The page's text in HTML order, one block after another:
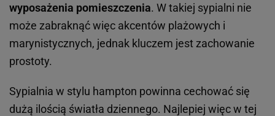
wyposażenia pomieszczenia. W takiej sypialni nie
może zabraknąć więc akcentów plażowych i
marynistycznych, jednak kluczem jest zachowanie
prostoty.
Sypialnia w stylu hampton powinna cechować się
dużą ilością światła dziennego. Najlepiej więc w tej